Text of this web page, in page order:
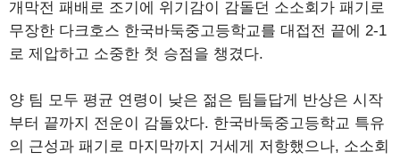
개막전 패배로 조기에 위기감이 감돌던 소소회가 패기로
무장한 다크호스 한국바둑중고등학교를 대접전 끝에 2-1
로 제압하고 소중한 첫 승점을 챙겼다.
양 팀 모두 평균 연령이 낮은 젊은 팀들답게 반상은 시작
부터 끝까지 전운이 감돌았다. 한국바둑중고등학교 특유
의 근성과 패기로 마지막까지 거세게 저항했으나, 소소회